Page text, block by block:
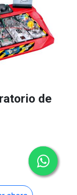
de